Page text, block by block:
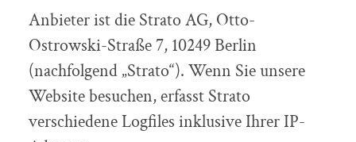
Anbieter ist die Strato AG, Otto-
Ostrowski-Straße 7, 10249 Berlin
(nachfolgend „Strato“). Wenn Sie unsere
Website besuchen, erfasst Strato
verschiedene Logfiles inklusive Ihrer IP-